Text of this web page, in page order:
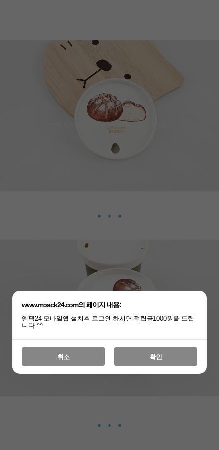
www.mpack24.com의 페이지 내용:
엠팩24 모바일앱 설치후 로그인 하시면 적립금1000원을 드립
니다 ^^
취소 확인